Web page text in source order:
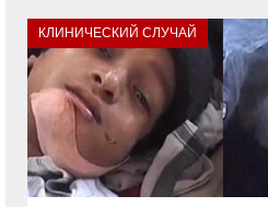
КЛИНИЧЕСКИЙ СЛУЧАЙ